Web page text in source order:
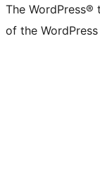
The
of the